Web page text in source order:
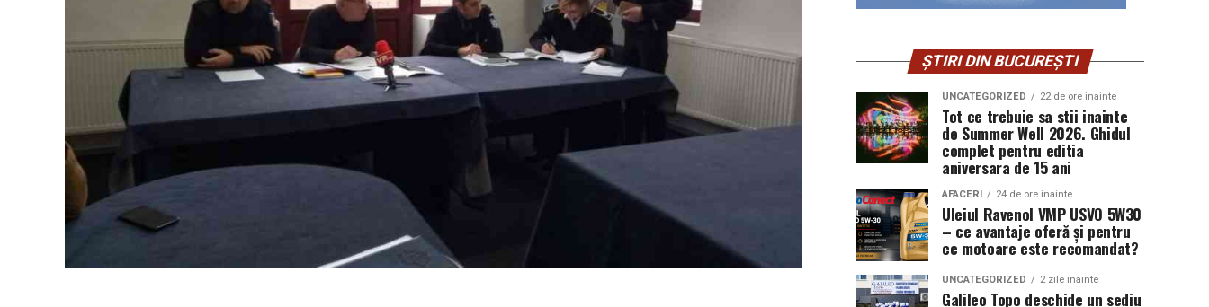
ȘTIRI DIN BUCUREȘTI
UNCATEGORIZED 22 de ore inainte
Tot ce trebuie sa stii inainte
de Summer Well 2026. Ghidul
complet pentru editia
aniversara de 15 ani
AFACERI 24 de ore inainte
Uleiul Ravenol VMP USVO 5W30
– ce avantaje oferă și pentru
ce motoare este recomandat?
UNCATEGORIZED 2 zile inainte
Galileo Topo deschide un sediu